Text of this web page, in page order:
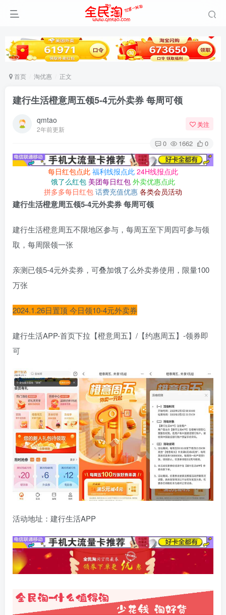
首页 淘优惠 正文
建行生活橙意周五领5-4元外卖券 每周可领
qmtao
2年前更新
关注
0 1662 0
每日红包点此 福利线报点此 24H线报点此
饿了么红包 美团每日红包 外卖优惠点此
拼多多每日红包 话费充值优惠 各类会员活动
建行生活橙意周五领5-4元外卖券 每周可领
建行生活橙意周五不限地区参与，每周五至下周四可参与领
取，每周限领一张
亲测已领5-4元外卖券，可叠加饿了么外卖券使用，限量100
万张
2024.1.26日置顶 今日领10-4元外卖券
建行生活APP-首页下拉【橙意周五】/【约惠周五】-领券即
可
活动地址：建行生活APP